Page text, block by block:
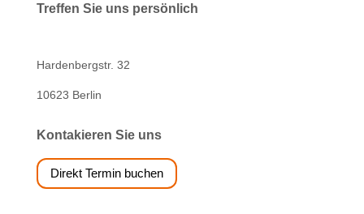
Treffen Sie uns persönlich
Hardenbergstr. 32
10623 Berlin
Kontakieren Sie uns
Direkt Termin buchen